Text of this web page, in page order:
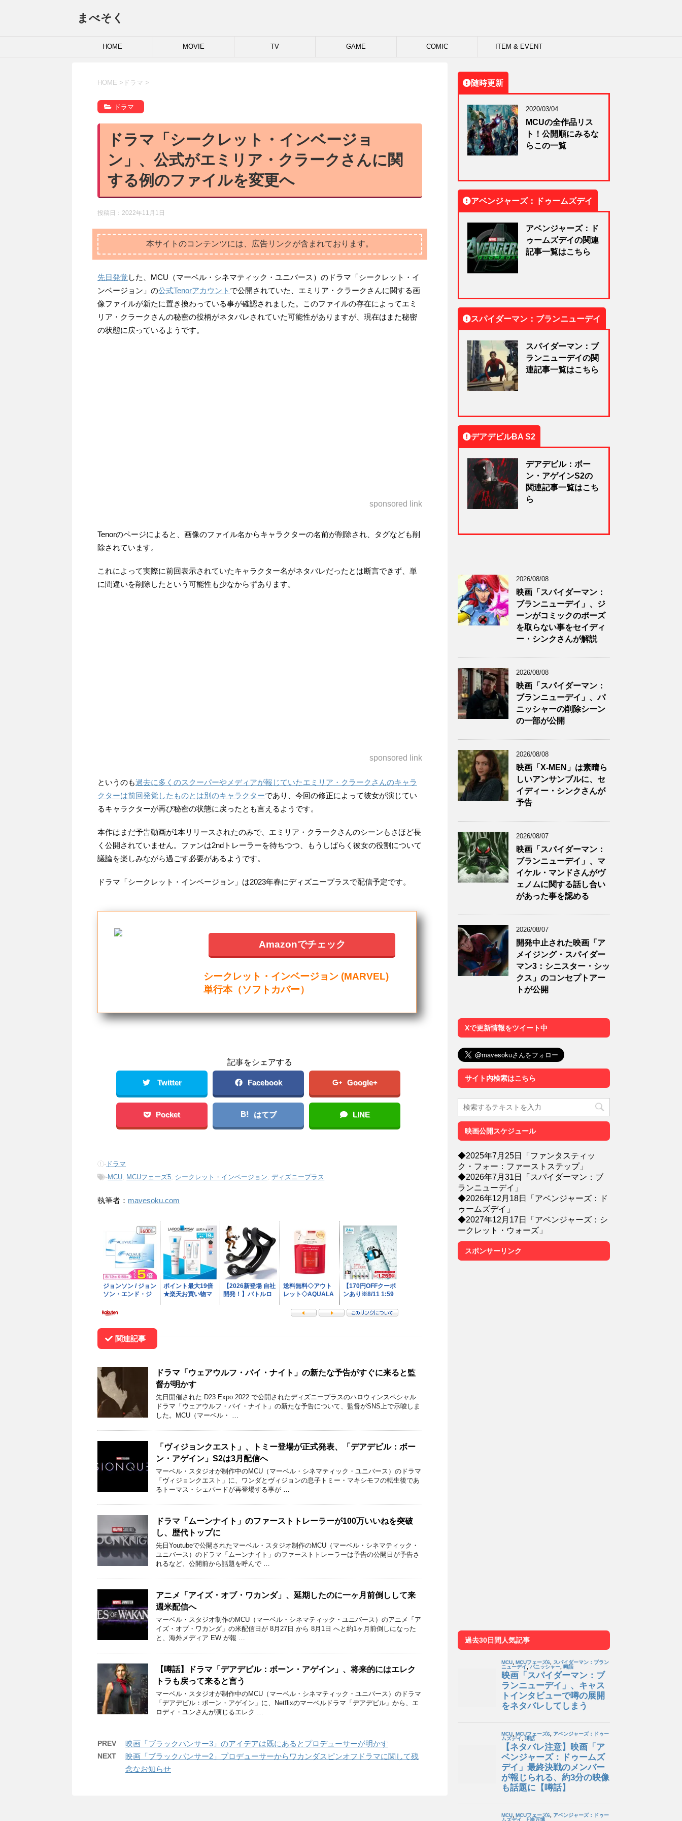
まべそく
HOME MOVIE TV GAME COMIC ITEM & EVENT
HOME > ドラマ >
ドラマ
ドラマ「シークレット・インベージョ
ン」、公式がエミリア・クラークさんに関
する例のファイルを変更へ
投稿日： 2022年11月1日
本サイトのコンテンツには、広告リンクが含まれております。
先日発覚 した、MCU（マーベル・シネマティック・ユニバース）のドラマ「シークレット・イ
ンベージョン」の公式Tenorアカウント で公開されていた、エミリア・クラークさんに関する画
像ファイルが新たに置き換わっている事が確認されました。このファイルの存在によってエミ
リア・クラークさんの秘密の役柄がネタバレされていた可能性がありますが、現在はまた秘密
の状態に戻っているようです。
sponsored link
Tenorのページによると、画像のファイル名からキャラクターの名前が削除され、タグなども削
除されています。
これによって実際に前回表示されていたキャラクター名がネタバレだったとは断言できず、単
に間違いを削除したという可能性も少なからずあります。
sponsored link
というのも過去に多くのスクーパーやメディアが報じていたエミリア・クラークさんのキャラ
クターは前回発覚したものとは別のキャラクターであり、今回の修正によって彼女が演じてい
るキャラクターが再び秘密の状態に戻ったとも言えるようです。
本作はまだ予告動画が1本リリースされたのみで、エミリア・クラークさんのシーンもさほど長
く公開されていません。ファンは2ndトレーラーを待ちつつ、もうしばらく彼女の役割について
議論を楽しみながら過ごす必要があるようです。
ドラマ「シークレット・インベージョン」は2023年春にディズニープラスで配信予定です。
Amazonでチェック
シークレット・インベージョン (MARVEL)
単行本（ソフトカバー）
記事をシェアする
Twitter Facebook Google+
Pocket B! はてブ LINE
- ドラマ
-MCU MCUフェーズ5 シークレット・インベージョン ,ディズニープラス
執筆者： mavesoku.com
関連記事
ドラマ「ウェアウルフ・バイ・ナイト」の新たな予告がすぐに来ると監
督が明かす
先日開催された D23 Expo 2022 で公開されたディズニープラスのハロウィンスペシャル
ドラマ「ウェアウルフ・バイ・ナイト」の新たな予告について、監督がSNS上で示唆しま
した。MCU（マーベル・ …
「ヴィジョンクエスト」、トミー登場が正式発表、「デアデビル：ボー
ン・アゲイン」S2は3月配信へ
マーベル・スタジオが制作中のMCU（マーベル・シネマティック・ユニバース）のドラマ
「ヴィジョンクエスト」に、ワンダとヴィジョンの息子トミー・マキシモフの転生後であ
るトーマス・シェパードが再登場する事が …
ドラマ「ムーンナイト」のファーストトレーラーが100万いいねを突破
し、歴代トップに
先日Youtubeで公開されたマーベル・スタジオ制作のMCU（マーベル・シネマティック・
ユニバース）のドラマ「ムーンナイト」のファーストトレーラーは予告の公開日が予告さ
れるなど、公開前から話題を呼んで …
アニメ「アイズ・オブ・ワカンダ」、延期したのに一ヶ月前倒しして来
週米配信へ
マーベル・スタジオ制作のMCU（マーベル・シネマティック・ユニバース）のアニメ「ア
イズ・オブ・ワカンダ」の米配信日が 8月27日 から 8月1日 へと約1ヶ月前倒しになった
と、海外メディア EW が報 …
【噂話】ドラマ「デアデビル：ボーン・アゲイン」、将来的にはエレク
トラも戻って来ると言う
マーベル・スタジオが制作中のMCU（マーベル・シネマティック・ユニバース）のドラマ
「デアデビル：ボーン・アゲイン」に、Netflixのマーベルドラマ「デアデビル」から、エ
ロディ・ユンさんが演じるエレク …
PREV 映画「ブラックパンサー3」のアイデアは既にあるとプロデューサーが明かす
NEXT
映画「ブラックパンサー2」プロデューサーからワカンダスピンオフドラマに関して残
念なお知らせ
随時更新
2020/03/04
MCUの全作品リス
ト！公開順にみるな
らこの一覧
アベンジャーズ：ドゥームズデイ
アベンジャーズ：ド
ゥームズデイの関連
記事一覧はこちら
スパイダーマン：ブランニューデイ
スパイダーマン：ブ
ランニューデイの関
連記事一覧はこちら
デアデビルBA S2
デアデビル：ボー
ン・アゲインS2の
関連記事一覧はこち
ら
2026/08/08
映画「スパイダーマン：
ブランニューデイ」、ジ
ーンがコミックのポーズ
を取らない事をセイディ
ー・シンクさんが解説
2026/08/08
映画「スパイダーマン：
ブランニューデイ」、パ
ニッシャーの削除シーン
の一部が公開
2026/08/08
映画「X-MEN」は素晴ら
しいアンサンブルに、セ
イディー・シンクさんが
予告
2026/08/07
映画「スパイダーマン：
ブランニューデイ」、マ
イケル・マンドさんがヴ
ェノムに関する話し合い
があった事を認める
2026/08/07
開発中止された映画「ア
メイジング・スパイダー
マン3：シニスター・シッ
クス」のコンセプトアー
トが公開
Xで更新情報をツイート中
サイト内検索はこちら
映画公開スケジュール
◆2025年7月25日「ファンタスティッ
ク・フォー：ファーストステップ」
◆2026年7月31日「スパイダーマン：ブ
ランニューデイ」
◆2026年12月18日「アベンジャーズ：ド
ゥームズデイ」
◆2027年12月17日「アベンジャーズ：シ
ークレット・ウォーズ」
スポンサーリンク
過去30日間人気記事